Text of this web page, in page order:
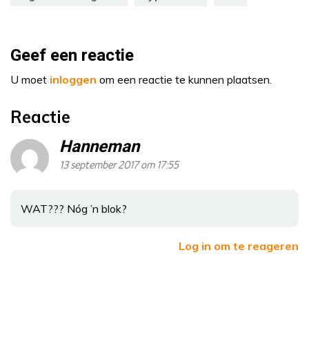
Geef een reactie
U moet inloggen om een reactie te kunnen plaatsen.
Reactie
Hanneman
13 september 2017 om 17:55
WAT??? Nóg ’n blok?
Log in om te reageren